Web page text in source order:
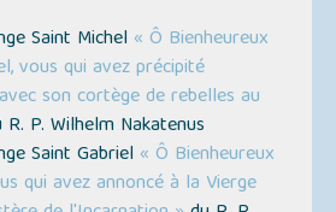
Saint Michel « Ô Bienheureux
vous qui avez précipité
son cortège de rebelles au
R. P. Wilhelm Nakatenus
Saint Gabriel « Ô Bienheureux
qui avez annoncé à la Vierge